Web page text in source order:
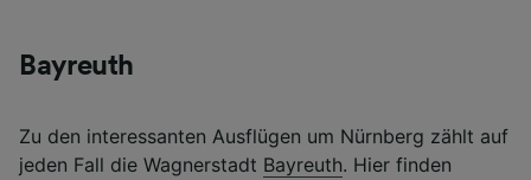
Bayreuth
Zu den interessanten Ausflügen um Nürnberg zählt auf
jeden Fall die Wagnerstadt Bayreuth. Hier finden